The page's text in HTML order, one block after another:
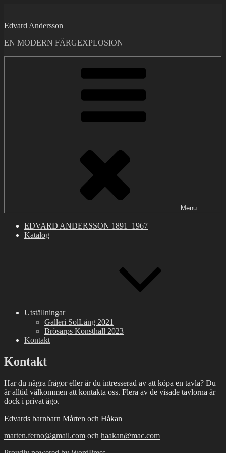
content
Edvard Andersson
EN MODERN FÄRGEXPLOSION
Menu
EDVARD ANDERSSON 1891–1967
Katalog
Utställningar
Galleri SolLång 2021
Brösarps Konsthall 2023
Kontakt
Kontakt
Har du några frågor eller är du intresserad av att köpa en tavla? Du
är alltid välkommen att kontakta oss. Flera av de visade tavlorna är
dock i privat ägo.
Edvards barnbarn Mårten och Håkan
marten.ferno@gmail.com och haakan@mac.com